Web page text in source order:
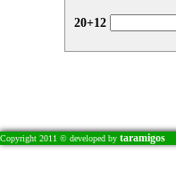
20+12
Copyright 2011 © developed by taramigos